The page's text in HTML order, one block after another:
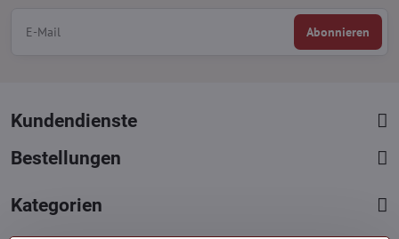
Abonnieren
Kundendienste
Bestellungen
Kategorien